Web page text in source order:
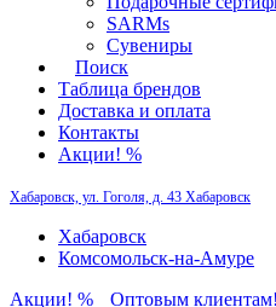
SARMs
Сувениры
Поиск
Таблица брендов
Доставка и оплата
Контакты
Акции! %
Хабаровск, ул. Гоголя, д. 43 Хабаровск
Хабаровск
Комсомольск-на-Амуре
Акции! %
Оптовым клиентам!